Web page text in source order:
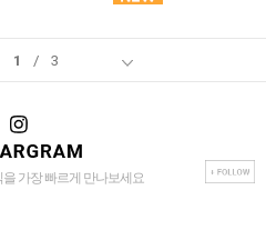
1 / 3
가장 빠르게 만나보세요